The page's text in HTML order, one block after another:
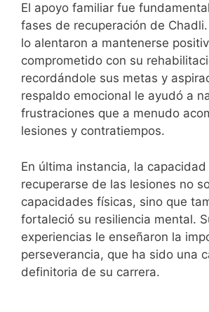
El apoyo familiar fue
fases de recuperación de
lo alentaron a mantenerse
comprometido con su
recordándole sus metas y
respaldo emocional le ayudó a
frustraciones que a menudo
lesiones y contratiempos.
En última instancia, la
recuperarse de las lesiones no
capacidades físicas, sino que
fortaleció su resiliencia mental.
experiencias le enseñaron la
perseverancia, que ha sido una
definitoria de su carrera.